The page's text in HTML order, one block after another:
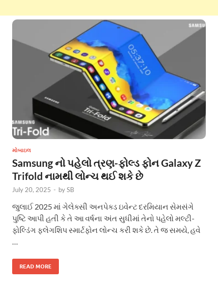
મોબાઇલ
Samsung નો પહેલો ત્રણ-ફોલ્ડ ફોન Galaxy Z
Trifold નામથી લોન્ચ થઈ શકે છે
July 20, 2025 - bySB
જુલાઈ 2025 માં ગેલેક્સી અનપેક્ડ ઇવેન્ટ દરમિયાન સેમસંગે
પુષ્ટિ આપી હતી કે તે આ વર્ષના અંત સુધીમાં તેનો પહેલો મલ્ટી-
ફોલ્ડિંગ ફ્લેગશિપ સ્માર્ટફોન લોન્ચ કરી શકે છે. તે જ સમયે, હવે
…
READ MORE